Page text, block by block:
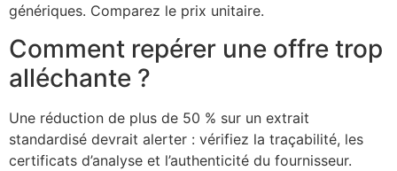
génériques. Comparez le prix unitaire.
Comment repérer une offre trop
alléchante ?
Une réduction de plus de 50 % sur un extrait
standardisé devrait alerter : vérifiez la traçabilité, les
certificats d’analyse et l’authenticité du fournisseur.